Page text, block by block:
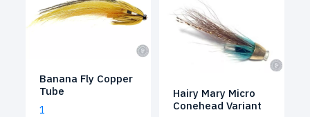
Banana Fly Copper
Tube
1
Hairy Mary Micro
Conehead Variant